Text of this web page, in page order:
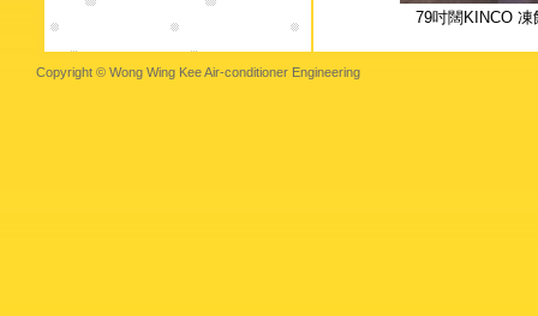
79吋闊KINCO 凍
Copyright © Wong Wing Kee Air-conditioner Engineering